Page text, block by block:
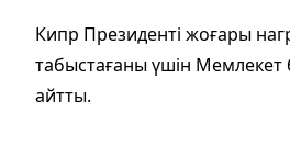
Кипр Президенті жоғары
табыстағаны үшін
айтты.